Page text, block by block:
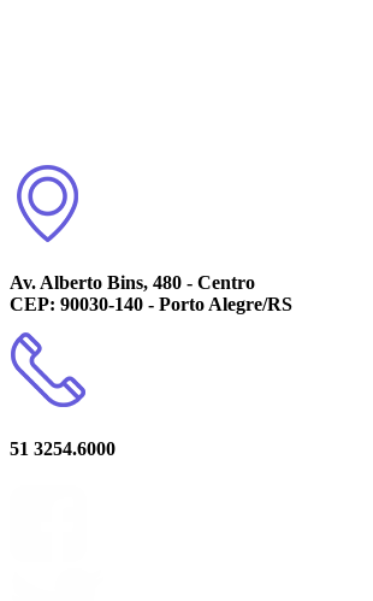
Av. Alberto Bins, 480 - Centro
CEP: 90030-140 - Porto Alegre/RS
51 3254.6000